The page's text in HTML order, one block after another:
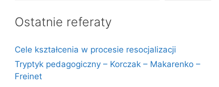
Ostatnie referaty
Cele kształcenia w procesie resocjalizacji
Tryptyk pedagogiczny – Korczak – Makarenko –
Freinet